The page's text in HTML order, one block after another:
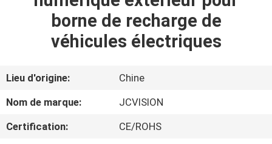
MAISON
À
PROPOS
borne de recharge de
véhicules électriques
Lieu d'origine:
Chine
Nom de marque:
JCVISION
Certification:
CE/ROHS